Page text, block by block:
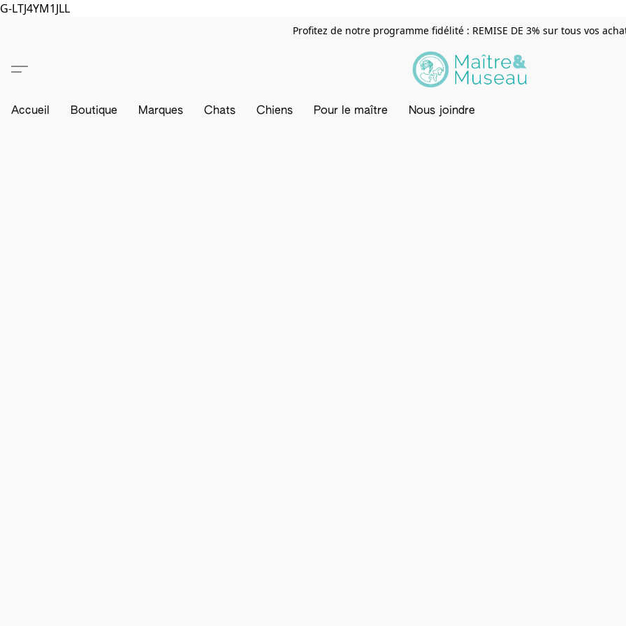
G-LTJ4YM1JLL
Profitez de notre programme fidélité : REMISE DE 3% sur tous vos
Accueil Boutique Marques Chats Chiens Pour le maître Nous joindre